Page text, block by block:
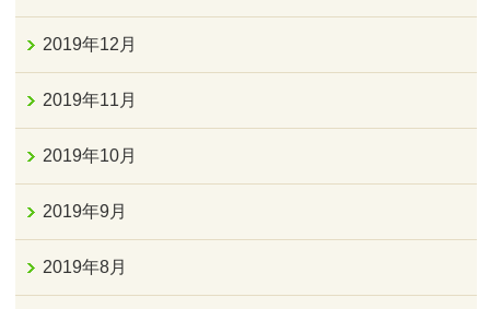
2019年12月
2019年11月
2019年10月
2019年9月
2019年8月